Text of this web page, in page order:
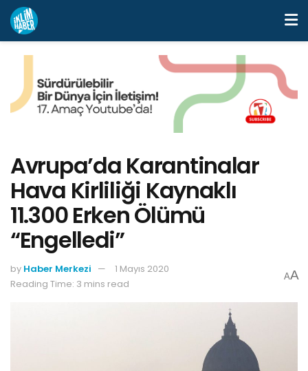
Avrupa’da Karantinalar
Hava Kirliliği Kaynaklı
11.300 Erken Ölümü
“Engelledi”
by Haber Merkezi
1 Mayıs 2020
Reading Time: 3 mins read
AA